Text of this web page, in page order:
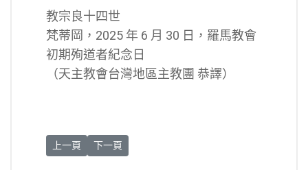
教宗良十四世
梵蒂岡，2025 年 6 月 30 日，羅馬教會
初期殉道者紀念日
（天主教會台灣地區主教團 恭譯）
上一篇文章: 《願祢受讚頌》通諭十週年聯合慶祝受造界節
上一頁 下一篇文章: 天主教對COP30呼籲
下一頁